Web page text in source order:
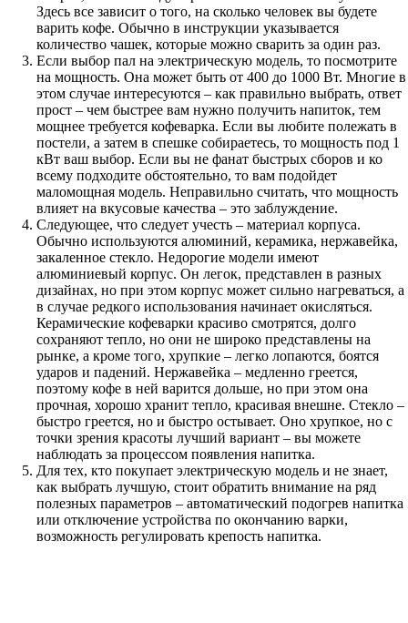
Здесь все зависит о того, на сколько человек вы будете
варить кофе. Обычно в инструкции указывается
количество чашек, которые можно сварить за один раз.
Если выбор пал на электрическую модель, то посмотрите
на мощность. Она может быть от 400 до 1000 Вт. Многие в
этом случае интересуются – как правильно выбрать, ответ
прост – чем быстрее вам нужно получить напиток, тем
мощнее требуется кофеварка. Если вы любите полежать в
постели, а затем в спешке собираетесь, то мощность под 1
кВт ваш выбор. Если вы не фанат быстрых сборов и ко
всему подходите обстоятельно, то вам подойдет
маломощная модель. Неправильно считать, что мощность
влияет на вкусовые качества – это заблуждение.
Следующее, что следует учесть – материал корпуса.
Обычно используются алюминий, керамика, нержавейка,
закаленное стекло. Недорогие модели имеют
алюминиевый корпус. Он легок, представлен в разных
дизайнах, но при этом корпус может сильно нагреваться, а
в случае редкого использования начинает окисляться.
Керамические кофеварки красиво смотрятся, долго
сохраняют тепло, но они не широко представлены на
рынке, а кроме того, хрупкие – легко лопаются, боятся
ударов и падений. Нержавейка – медленно греется,
поэтому кофе в ней варится дольше, но при этом она
прочная, хорошо хранит тепло, красивая внешне. Стекло –
быстро греется, но и быстро остывает. Оно хрупкое, но с
точки зрения красоты лучший вариант – вы можете
наблюдать за процессом появления напитка.
Для тех, кто покупает электрическую модель и не знает,
как выбрать лучшую, стоит обратить внимание на ряд
полезных параметров – автоматический подогрев напитка
или отключение устройства по окончанию варки,
возможность регулировать крепость напитка.